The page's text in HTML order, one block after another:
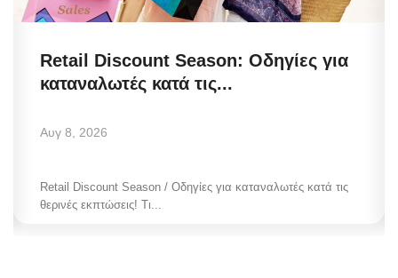
Retail Discount Season: Οδηγίες για
καταναλωτές κατά τις...
Αυγ 8, 2026
Retail Discount Season / Οδηγίες για καταναλωτές κατά τις
θερινές εκπτώσεις! Τι...